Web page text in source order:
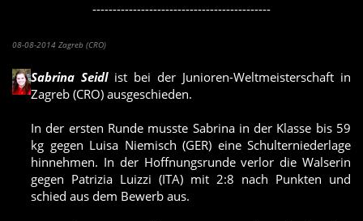
--------------------------------------------
08-08-2014 Zagreb (CRO)
Sabrina Seidlist bei der Junioren-Weltmeisterschaft in
Zagreb (CRO) ausgeschieden.
In der ersten Runde musste Sabrina in der Klasse bis 59
kg gegen Luisa Niemisch (GER) eine Schulterniederlage
hinnehmen. In der Hoffnungsrunde verlor die Walserin
gegen Patrizia Luizzi (ITA) mit 2:8 nach Punkten und
schied aus dem Bewerb aus.